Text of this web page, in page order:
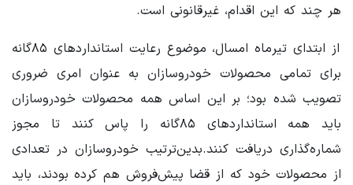
هر چند که این اقدام، غیرقانونی است.
از ابتدای تیرماه امسال، موضوع رعایت استانداردهای ٨۵گانه
برای تمامی محصولات خودروسازان به عنوان امری ضروری
تصویب شده بود؛ بر این اساس همه محصولات خودروسازان
باید همه استانداردهای ٨۵گانه را پاس کنند تا مجوز
شماره‌گذاری دریافت کنند.بدین‌ترتیب خودروسازان در تعدادی
از محصولات خود که از قضا پیش‌فروش هم کرده بودند، باید